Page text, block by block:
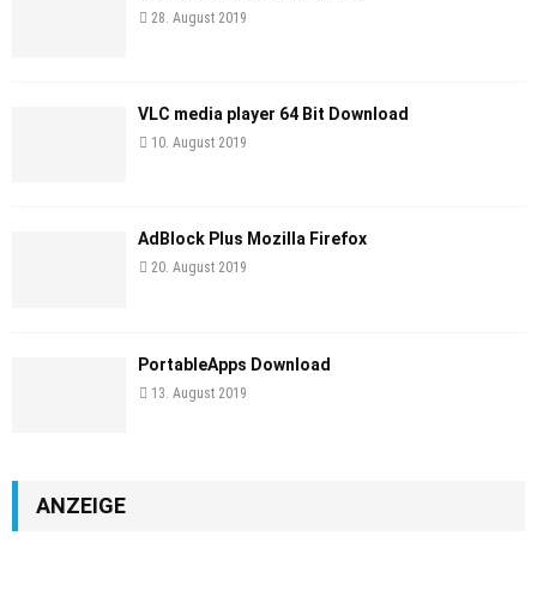
28. August 2019
VLC media player 64 Bit Download
10. August 2019
AdBlock Plus Mozilla Firefox
20. August 2019
PortableApps Download
13. August 2019
ANZEIGE